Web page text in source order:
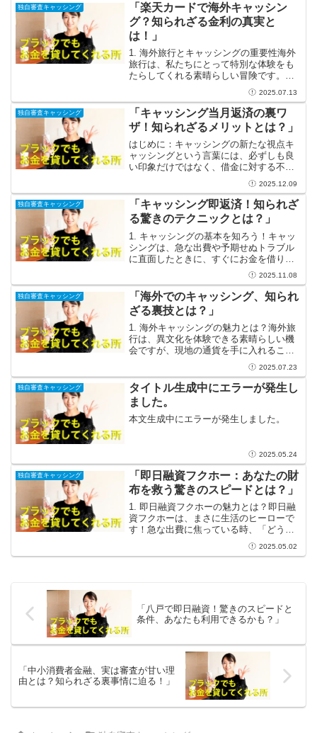
独自審査キャッシング
「楽天カードで海外キャッシン
グ？知られざる金利の真実と
は！」
1. 海外旅行とキャッシングの重要性海外
旅行は、私たちにとって特別な体験をも
たらしてくれる素晴らしい冒険です。新
しい文化や価値観に触れることで、心も
豊かになり、その思い出は一生の宝物と
なります。しかし、異国の地ではお金の
管理が重要なカギを握...
2025.07.13
独自審査キャッシング
「キャッシング当月返済の裏ワ
ザ！知られざるメリットとは？」
はじめに：キャッシングの新たな視点キ
ャッシングという言葉には、必ずしも良
い印象だけではなく、借金に対する不安
や抵抗感を抱く方が多いのも事実です。
しかし、もしあなたがその運用方法に新
たな視点を加えることができれば、その
ネガティブなイメージを一...
2025.12.09
独自審査キャッシング
「キャッシング即返済！知られざ
る驚きのテクニックとは？」
1. キャッシングの基本を知ろう！キャッ
シングは、急な出費や予期せぬトラブル
に直面したときに、すぐにお金を借りる
ことができる便利なサービスです。例え
ば、急な病院の支払い、修理代、或いは
旅行の計画外の出費など、生活には予測
できない出来事が多々...
2025.11.08
独自審査キャッシング
「海外でのキャッシング、知られ
ざる裏技とは？」
1. 海外キャッシングの魅力とは？海外旅
行は、異文化を体験できる素晴らしい機
会ですが、現地の通貨を手に入れること
は不可欠です。その中で、海外キャッシ
ングは旅行者にとって非常に便利な選択
肢です。特にクレジットカードを利用し
たキャッシングは、煩...
2025.07.23
独自審査キャッシング
タイトル生成中にエラーが発生し
ました。
本文生成中にエラーが発生しました。
2025.05.24
独自審査キャッシング
「即日融資フクホー：あなたの財
布を救う驚きのスピードとは？」
1. 即日融資フクホーの魅力とは？即日融
資フクホーは、まさに生活のヒーローで
す！急な出費に焦っている時、「どうに
かしてお金を手に入れたい！」と思った
ことはありませんか？そんな瞬間にフク
2025.05.02
「八戸で即日融資！驚きのスピードと
条件、あなたも利用できるかも？」
「中小消費者金融、実は審査が甘い理
由とは？知られざる裏事情に迫る！」